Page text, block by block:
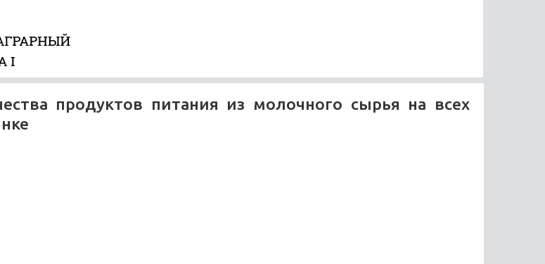
продуктов питания из молочного сырья на всех